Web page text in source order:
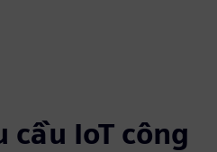
IoT công